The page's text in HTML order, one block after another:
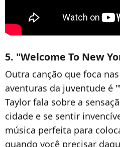
5. "Welcome To New
Outra canção que foca
aventuras da juventude é
Taylor fala sobre a
cidade e se sentir
música perfeita para
quando você precisar